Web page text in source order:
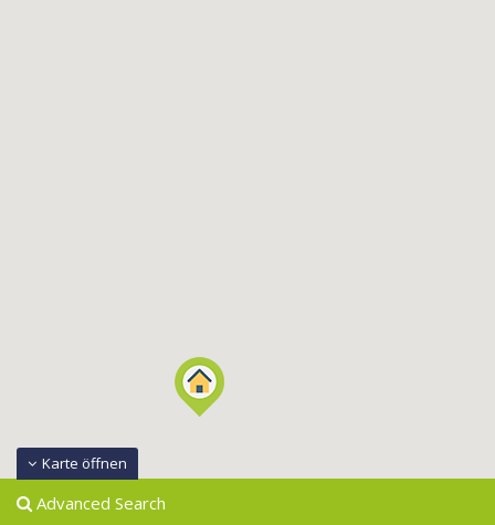
Karte öffnen
Advanced Search